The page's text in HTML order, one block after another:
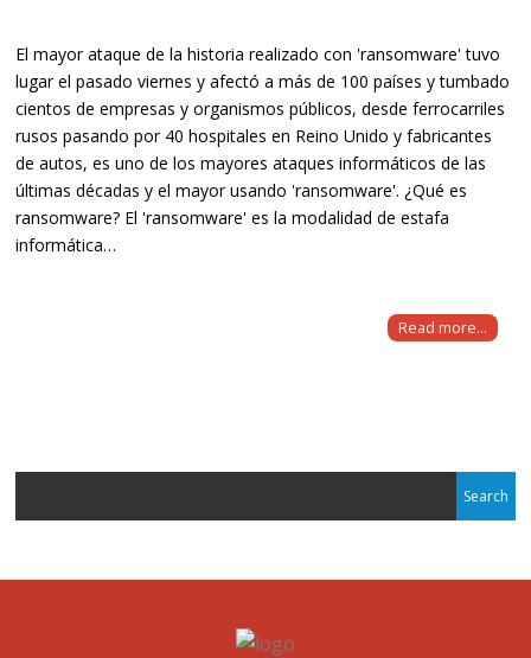
El mayor ataque de la historia realizado con 'ransomware' tuvo
lugar el pasado viernes y afectó a más de 100 países y tumbado
cientos de empresas y organismos públicos, desde ferrocarriles
rusos pasando por 40 hospitales en Reino Unido y fabricantes
de autos, es uno de los mayores ataques informáticos de las
últimas décadas y el mayor usando 'ransomware'. ¿Qué es
ransomware? El 'ransomware' es la modalidad de estafa
informática…
Read more...